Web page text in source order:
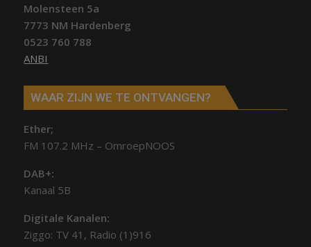
Molensteen 5a
7773 NM Hardenberg
0523 760 788
ANBI
WAAR ZIJN WE TE ONTVANGEN?
Ether;
FM 107.2 MHz – OmroepNOOS
DAB+:
Kanaal 5B
Digitale Kanalen:
Ziggo: TV 41, Radio (1)916